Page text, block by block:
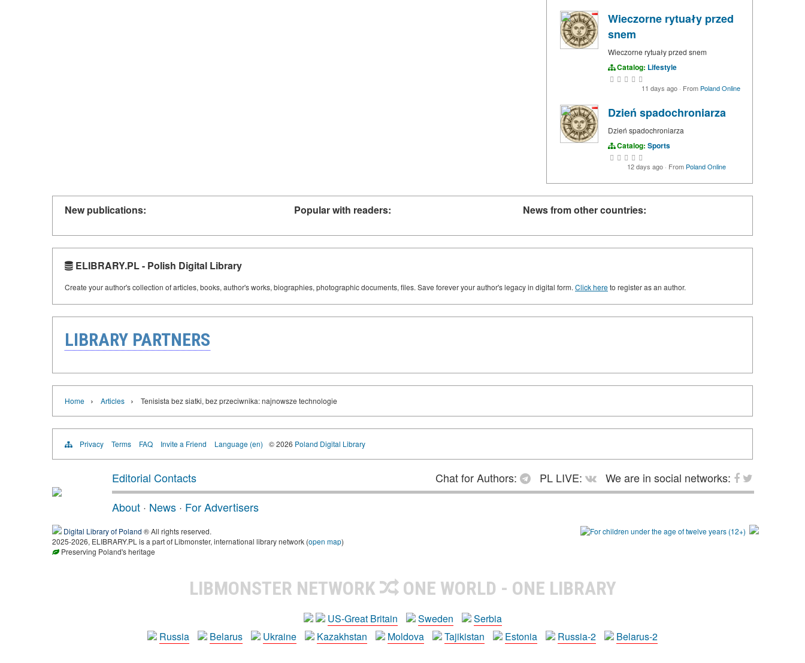
Wieczorne rytuały przed
snem
Wieczorne rytuały przed snem
Catalog: Lifestyle
11 days ago · From Poland Online
Dzień spadochroniarza
Dzień spadochroniarza
Catalog: Sports
12 days ago · From Poland Online
New publications: Popular with readers: News from other countries:
ELIBRARY.PL - Polish Digital Library
Create your author's collection of articles, books, author's works, biographies, photographic documents, files. Save forever your author's legacy in digital form.Click hereto register as an author.
LIBRARY PARTNERS
Home › Articles › Tenisista bez siatki, bez przeciwnika: najnowsze technologie
Privacy Terms FAQ Invite a Friend Language (en) © 2026 Poland Digital Library
Editorial Contacts Chat for Authors: PL LIVE:
We are in social networks:
About · News · For Advertisers
Digital Library of Poland ® All rights reserved.
2025-2026, ELIBRARY.PL is a part of Libmonster, international library network (open map)
Preserving Poland's heritage
LIBMONSTER NETWORK ONE WORLD - ONE LIBRARY
US-Great Britain Sweden
Serbia
Russia
Belarus Ukraine Kazakhstan Moldova Tajikistan Estonia Russia-2 Belarus-2